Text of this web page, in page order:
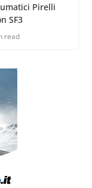
Pirelli
SF3
read